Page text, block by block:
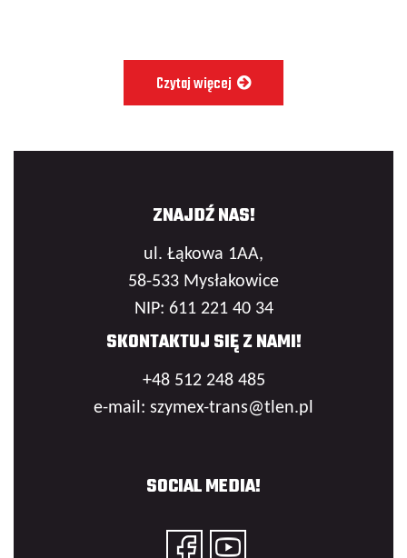
Czytaj więcej
ZNAJDŹ NAS!
ul. Łąkowa 1AA,
58-533 Mysłakowice
NIP: 611 221 40 34
SKONTAKTUJ SIĘ Z NAMI!
+48 512 248 485
e-mail: szymex-trans@tlen.pl
SOCIAL MEDIA!